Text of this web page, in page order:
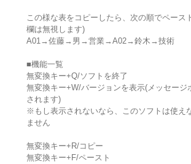
この様な表をコピーしたら、次の順でペース
欄は無視します)
A01→佐藤→男→営業→A02→鈴木→技術
■機能一覧
無変換キー+Q/ソフトを終了
無変換キー+W/バージョンを表示(メッセージ
されます)
※もし表示されないなら、このソフトは使え
ません
無変換キー+R/コピー
無変換キー+F/ペースト